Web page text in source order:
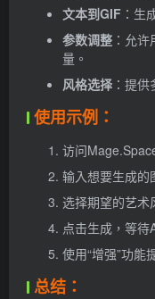
文本到GIF ：生
参数调整 ：允
量。
风格选择 ：提
使用示例：
访问
输入想要生成的
选择期望的艺术
点击生成，等待
使用“增强”功能
总结：